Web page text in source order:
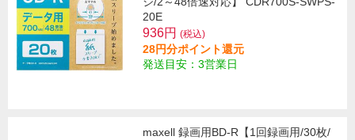
20E
936円 (税込)
28円分ポイント還元
発送目安：3営業日
maxell 録画用BD-R【1回録画用/30枚/